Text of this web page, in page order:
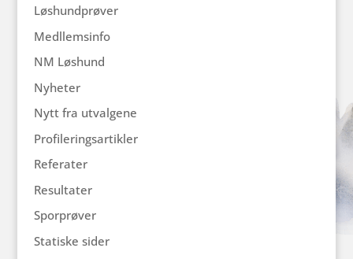
Løshundprøver
Medllemsinfo
NM Løshund
Nyheter
Nytt fra utvalgene
Profileringsartikler
Referater
Resultater
Sporprøver
Statiske sider